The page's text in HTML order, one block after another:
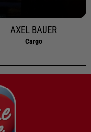
AXEL BAUER
Cargo